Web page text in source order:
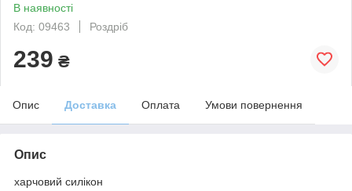
В наявності
Код: 09463
Роздріб
239 ₴
Опис Доставка Оплата Умови повернення
Опис
харчовий силікон